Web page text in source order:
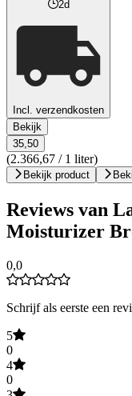
2d
Incl. verzendkosten
Bekijk
35,50
(2.366,67 / 1 liter)
Bekijk product
Reviews van
Moisturizer
0,0
Schrijf als eerste een
5
0
4
0